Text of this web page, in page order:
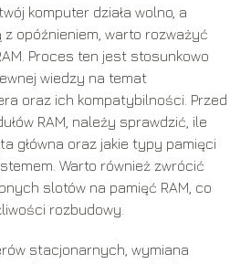
komputer działa wolno, a
z opóźnieniem, warto rozważyć
Proces ten jest stosunkowo
wiedzy na temat
oraz ich kompatybilności. Przed
RAM, należy sprawdzić, ile
główna oraz jakie typy pamięci
Warto również zwrócić
slotów na pamięć RAM, co
rozbudowy.
stacjonarnych, wymiana